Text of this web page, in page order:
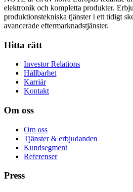
elektronik och kompletta produkter.
produktionstekniska tjänster i ett tidigt
avancerade eftermarknadstjänster.
Hitta rätt
Investor Relations
Hållbarhet
Karriär
Kontakt
Om oss
Om oss
Tjänster & erbjudanden
Kundsegment
Referenser
Press